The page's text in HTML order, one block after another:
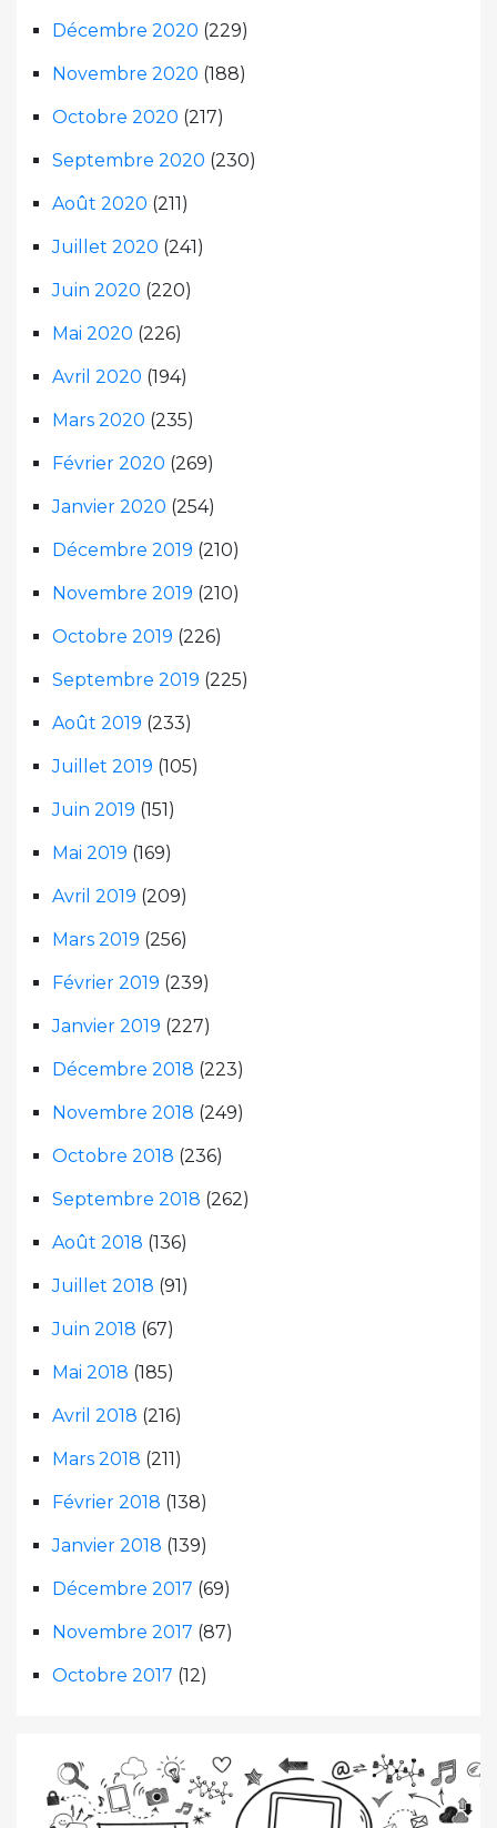
Décembre 2020 (229)
Novembre 2020 (188)
Octobre 2020 (217)
Septembre 2020 (230)
Août 2020 (211)
Juillet 2020 (241)
Juin 2020 (220)
Mai 2020 (226)
Avril 2020 (194)
Mars 2020 (235)
Février 2020 (269)
Janvier 2020 (254)
Décembre 2019 (210)
Novembre 2019 (210)
Octobre 2019 (226)
Septembre 2019 (225)
Août 2019 (233)
Juillet 2019 (105)
Juin 2019 (151)
Mai 2019 (169)
Avril 2019 (209)
Mars 2019 (256)
Février 2019 (239)
Janvier 2019 (227)
Décembre 2018 (223)
Novembre 2018 (249)
Octobre 2018 (236)
Septembre 2018 (262)
Août 2018 (136)
Juillet 2018 (91)
Juin 2018 (67)
Mai 2018 (185)
Avril 2018 (216)
Mars 2018 (211)
Février 2018 (138)
Janvier 2018 (139)
Décembre 2017 (69)
Novembre 2017 (87)
Octobre 2017 (12)